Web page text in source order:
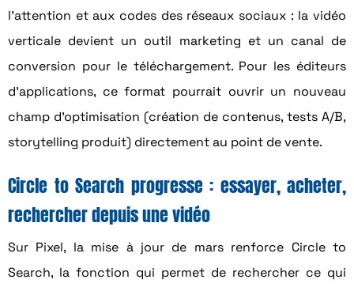
l’attention et aux codes des réseaux sociaux : la vidéo
verticale devient un outil marketing et un canal de
conversion pour le téléchargement. Pour les éditeurs
d’applications, ce format pourrait ouvrir un nouveau
champ d’optimisation (création de contenus, tests A/B,
storytelling produit) directement au point de vente.
Circle to Search progresse : essayer, acheter,
rechercher depuis une vidéo
Sur Pixel, la mise à jour de mars renforce Circle to
Search, la fonction qui permet de rechercher ce qui